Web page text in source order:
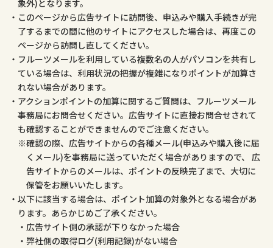
象外)となります。
このページから広告サイトに訪問後、申込みや購入手続きが完
了するまでの間に他のサイトにアクセスした場合は、再度この
ページから訪問し直してください。
フルーツメールを利用している複数名の人がパソコンを共有し
ている場合は、利用状況の把握が複雑になりポイントが加算さ
れない場合があります。
アクションポイントの加算に関するご質問は、フルーツメール
事務局にお問合せください。広告サイトに直接お問合せされて
も確認することができませんのでご注意ください。
確認の際、広告サイトからの各種メール(申込みや購入後に届
くメール)を事務局に送っていただく場合がありますので、 広
告サイトからのメールは、ポイントの反映完了まで、大切に
保管をお願いいたします。
以下に該当する場合は、ポイント加算の対象外となる場合があ
ります。あらかじめご了承ください。
広告サイト側の承認が下りなかった場合
弊社側の取得ログ(利用記録)がない場合